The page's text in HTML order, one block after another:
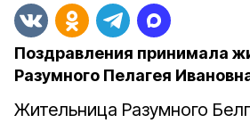
Поздравления принимала
Разумного Пелагея
Жительница Разумного